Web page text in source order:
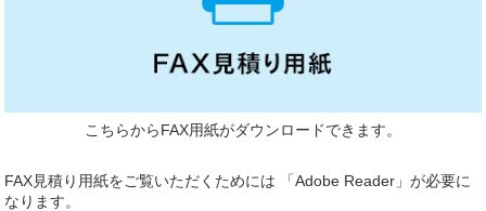
こちらからFAX用紙がダウンロードできます。
FAX見積り用紙をご覧いただくためには 「Adobe Reader」が必要に
なります。